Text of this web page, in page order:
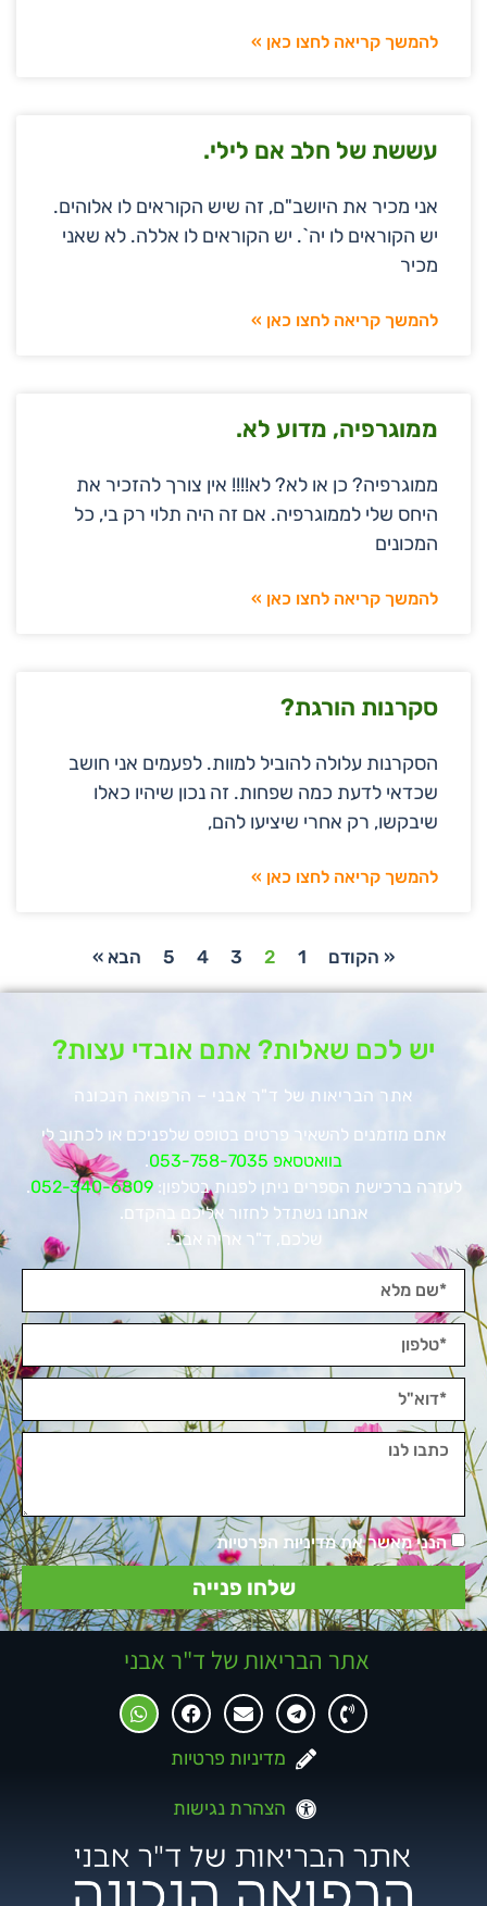
להמשך קריאה לחצו כאן »
עששת של חלב אם לילי.
אני מכיר את היושב"ם, זה שיש הקוראים לו אלוהים.
יש הקוראים לו יה`. יש הקוראים לו אללה. לא שאני
מכיר
להמשך קריאה לחצו כאן »
ממוגרפיה, מדוע לא.
ממוגרפיה? כן או לא? לא!!!! אין צורך להזכיר את
היחס שלי לממוגרפיה. אם זה היה תלוי רק בי, כל
המכונים
להמשך קריאה לחצו כאן »
סקרנות הורגת?
הסקרנות עלולה להוביל למוות. לפעמים אני חושב
שכדאי לדעת כמה שפחות. זה נכון שיהיו כאלו
שיבקשו, רק אחרי שיציעו להם,
להמשך קריאה לחצו כאן »
« הקודם 1
2
3
4
5 הבא »
יש לכם שאלות? אתם אובדי עצות?
אתר הבריאות של ד"ר אבני – הרפואה הנכונה
אתם מוזמנים להשאיר פרטים בטופס שלפניכם או לכתוב לי
בוואטסאפ 053-758-7035
.
לעזרה ברכישת הספרים ניתן לפנות בטלפון:052-340-6809
.
אנחנו נשתדל לחזור אליכם בהקדם.
שלכם, ד"ר אריה אבני.
הנני מאשר את מדיניות הפרטיות
שלחו פנייה
אתר הבריאות של ד"ר אבני
מדיניות פרטיות
הצהרת נגישות